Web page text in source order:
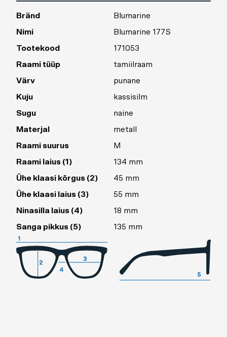
Bränd
Blumarine
Nimi
Blumarine 177S
Tootekood
171053
Raami tüüp
tamiilraam
Värv
punane
Kuju
kassisilm
Sugu
naine
Materjal
metall
Raami suurus
M
Raami laius (1)
134 mm
Ühe klaasi kõrgus (2)
45 mm
Ühe klaasi laius (3)
55 mm
Ninasilla laius (4)
18 mm
Sanga pikkus (5)
135 mm